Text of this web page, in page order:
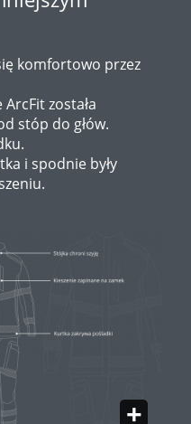
komfortowo przez
została
stóp do głów.
i spodnie były